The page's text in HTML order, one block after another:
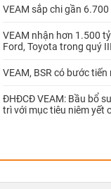
VEAM sắp chi gần
VEAM nhận hơn 1.500
Ford, Toyota trong quý III
VEAM, BSR có bước
ĐHĐCĐ VEAM: Bầu bổ
trì với mục tiêu niêm yết